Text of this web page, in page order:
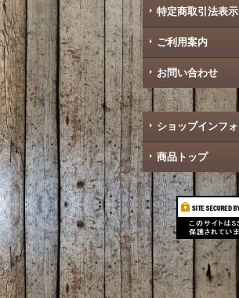
特定商取引法表示
ご利用案内
お問い合わせ
ショップインフォ
商品トップ